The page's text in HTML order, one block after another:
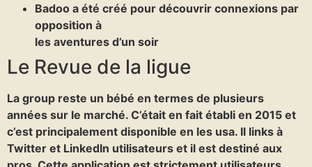
Badoo a été créé pour découvrir connexions par
opposition à
les aventures d’un soir
Le Revue de la ligue
La group reste un bébé en termes de plusieurs
années sur le marché. C’était en fait établi en 2015 et
c’est principalement disponible en les usa. Il links à
Twitter et LinkedIn utilisateurs et il est destiné aux